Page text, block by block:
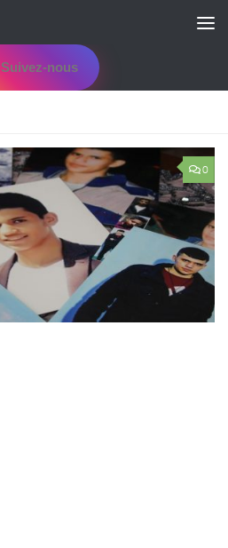
Suivez-nous
0